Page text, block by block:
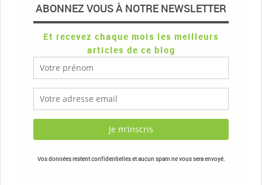
ABONNEZ VOUS À NOTRE NEWSLETTER
Et recevez chaque mois les meilleurs
articles de ce blog
Vos données restent confidentielles et aucun spam ne vous sera envoyé.